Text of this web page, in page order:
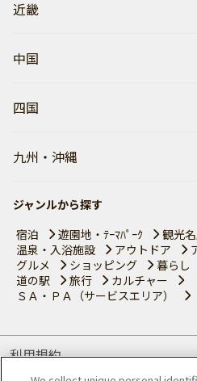
近畿
中国
四国
九州・沖縄
ジャンルから探す
宿泊
遊園地・ﾃｰﾏﾊﾟｰｸ 観光
温泉・入浴施設
アウトドア
グルメ
ショッピング 暮らし
道の駅
旅行
カルチャー
ＳＡ・ＰＡ（サービスエリア）
利用規約